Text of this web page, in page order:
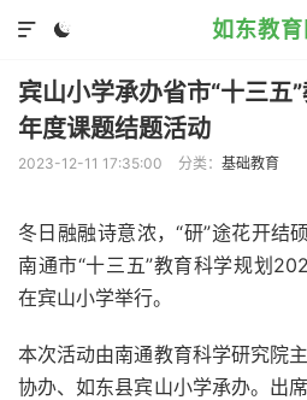
如东教育


宾山小学承办省市“十三
年度课题结题活动
2023-12-11 17:35:00 分类： 基础教育
冬日融融诗意浓，“研”途花开结
南通市“十三五”教育科学规划
在宾山小学举行。
本次活动由南通教育科学研究院
协办、如东县宾山小学承办。出